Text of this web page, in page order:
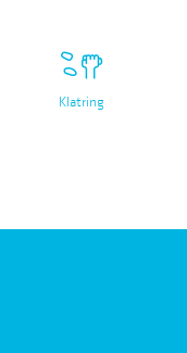
Klatring